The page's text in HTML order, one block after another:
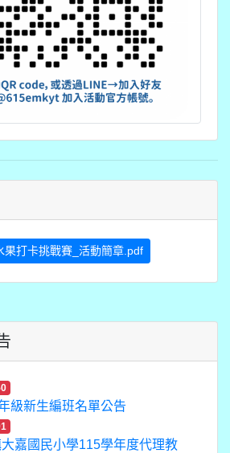
果打卡挑戰賽_活動簡章.pdf
級新生編班名單公告
嘉國民小學115學年度代理教